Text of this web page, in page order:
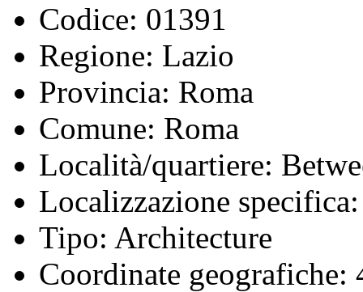
Codice: 01391
Regione: Lazio
Provincia: Roma
Comune: Roma
Località/quartiere:
Localizzazione specifica:
Tipo: Architecture
Coordinate geografiche: